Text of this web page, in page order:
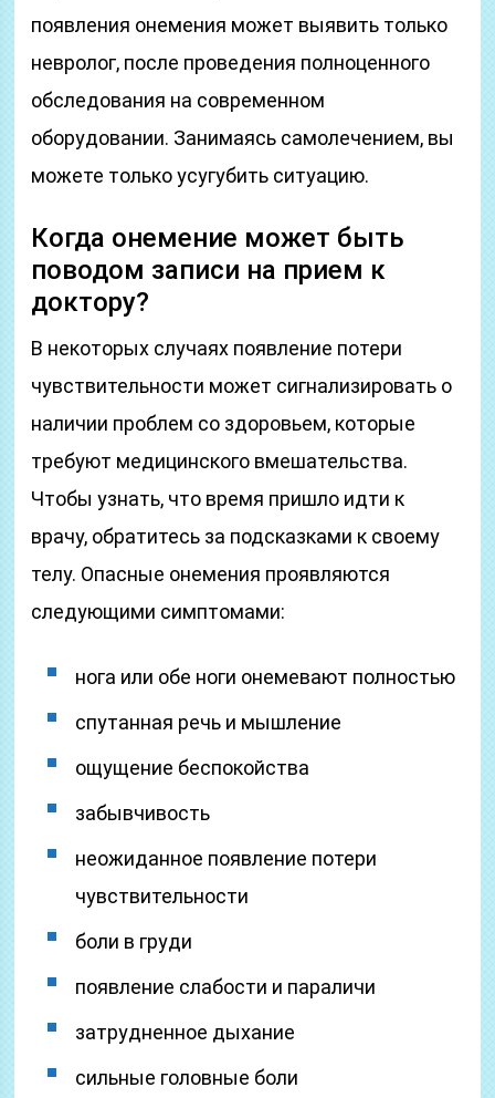
появления онемения может выявить только
невролог, после проведения полноценного
обследования на современном
оборудовании. Занимаясь самолечением, вы
можете только усугубить ситуацию.
Когда онемение может быть
поводом записи на прием к
доктору?
В некоторых случаях появление потери
чувствительности может сигнализировать о
наличии проблем со здоровьем, которые
требуют медицинского вмешательства.
Чтобы узнать, что время пришло идти к
врачу, обратитесь за подсказками к своему
телу. Опасные онемения проявляются
следующими симптомами:
нога или обе ноги онемевают полностью
спутанная речь и мышление
ощущение беспокойства
забывчивость
неожиданное появление потери
чувствительности
боли в груди
появление слабости и параличи
затрудненное дыхание
сильные головные боли